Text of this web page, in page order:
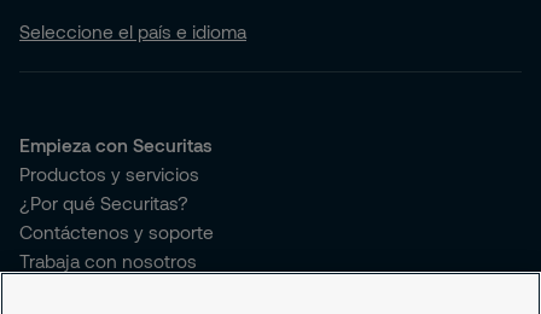
Seleccione el país e idioma
Empieza con Securitas
Productos y servicios
¿Por qué Securitas?
Contáctenos y soporte
Trabaja con nosotros